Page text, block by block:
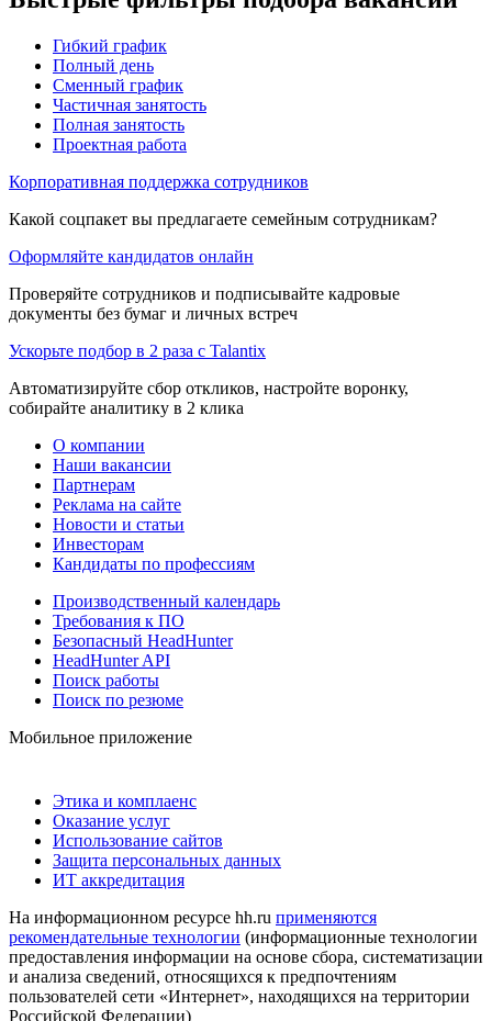
Гибкий график
Полный день
Сменный график
Частичная занятость
Полная занятость
Проектная работа
Корпоративная поддержка сотрудников
Какой соцпакет вы предлагаете семейным сотрудникам?
Оформляйте кандидатов онлайн
Проверяйте сотрудников и подписывайте кадровые
документы без бумаг и личных встреч
Ускорьте подбор в 2 раза с Talantix
Автоматизируйте сбор откликов, настройте воронку,
собирайте аналитику в 2 клика
О компании
Наши вакансии
Партнерам
Реклама на сайте
Новости и статьи
Инвесторам
Кандидаты по профессиям
Производственный календарь
Требования к ПО
Безопасный HeadHunter
HeadHunter API
Поиск работы
Поиск по резюме
Мобильное приложение
Этика и комплаенс
Оказание услуг
Использование сайтов
Защита персональных данных
ИТ аккредитация
На информационном ресурсе hh.ru применяются
рекомендательные технологии (информационные технологии
предоставления информации на основе сбора, систематизации
и анализа сведений, относящихся к предпочтениям
пользователей сети «Интернет», находящихся на территории
Российской Федерации)